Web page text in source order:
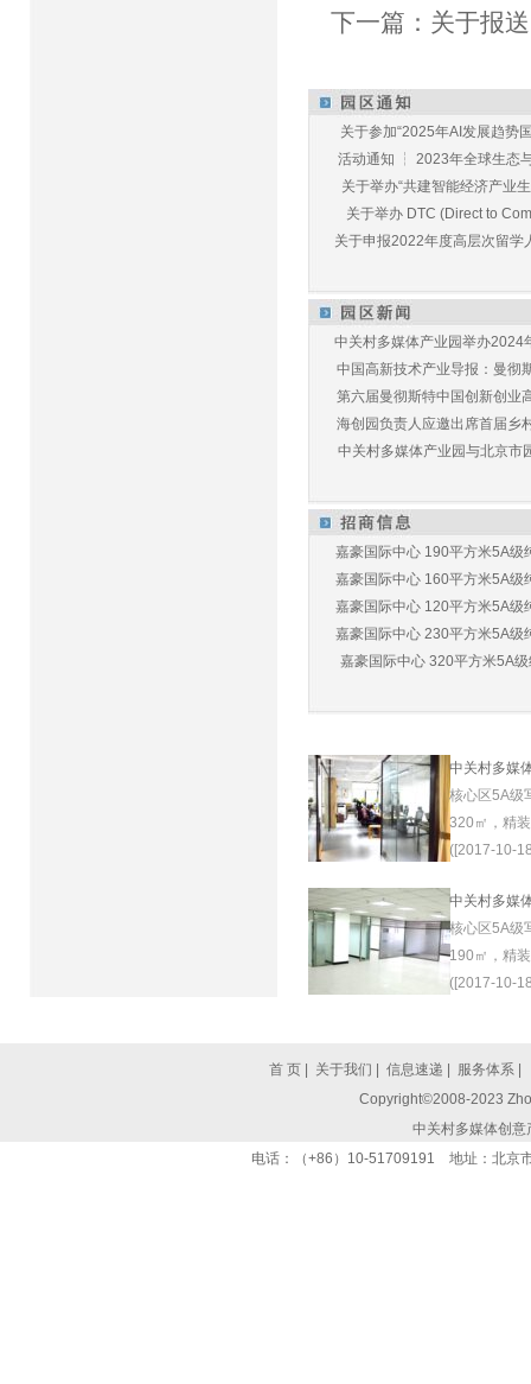
下一篇： 关于报
关于参加“2025年AI发展趋势
活动通知 ┆ 2023年全球生态
关于举办“共建智能经济产业
关于举办 DTC (Direct to
关于申报2022年度高层次留学
中关村多媒体产业园举办2024
中国高新技术产业导报：曼彻
第六届曼彻斯特中国创新创业
海创园负责人应邀出席首届乡
中关村多媒体产业园与北京市
嘉豪国际中心 190平方米5A级
嘉豪国际中心 160平方米5A级
嘉豪国际中心 120平方米5A级
嘉豪国际中心 230平方米5A级
嘉豪国际中心 320平方米5A
中关村多媒
核心区5A级
320㎡，精
([2017-10-
中关村多媒
核心区5A级
190㎡，精
([2017-10-
首 页 关于我们 信息速递 服务体系
Copyright©2008-2023
中关村多媒体创
电话：（+86）10-51709191 地址：北京